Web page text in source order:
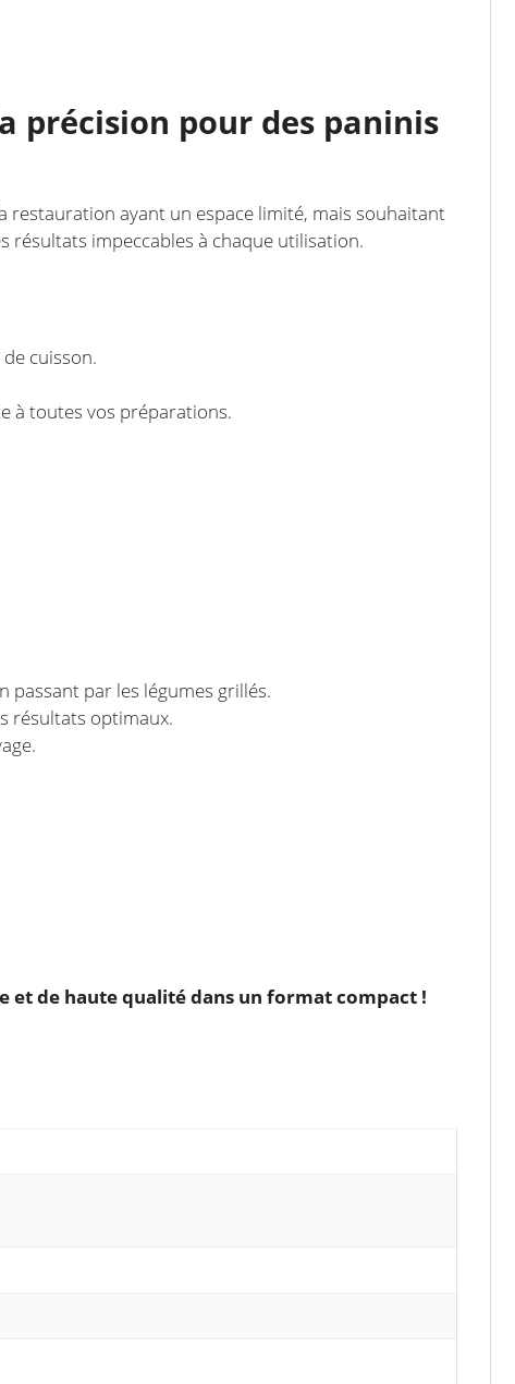
précision pour des paninis
restauration ayant un espace limité, mais souhaitant
résultats impeccables à chaque utilisation.
cuisson.
à toutes vos préparations.
passant par les légumes grillés.
résultats optimaux.
et de haute qualité dans un format compact !